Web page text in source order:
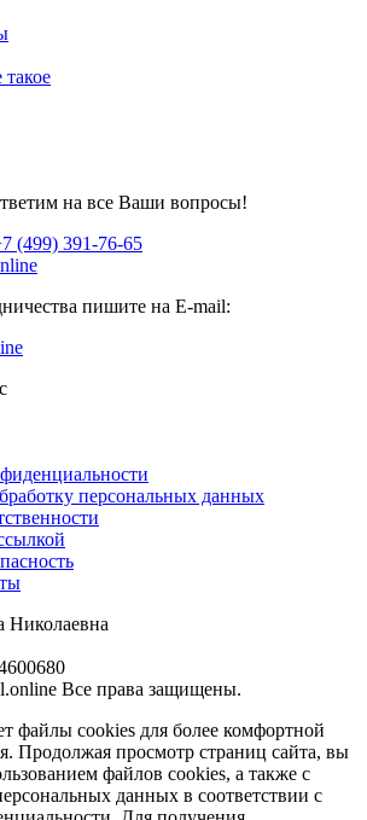
на все Ваши вопросы!
(499) 391-76-65
пишите на E-mail:
персональных данных
Все права защищены.
файлы cookies для более комфортной
Продолжая просмотр страниц сайта, вы
файлов cookies, а также с
данных в соответствии с